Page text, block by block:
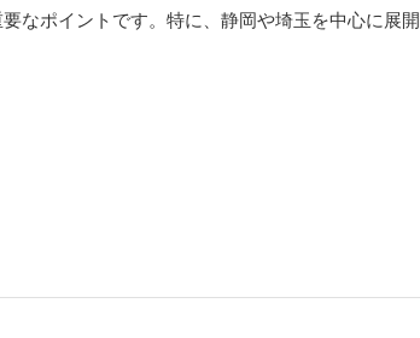
なポイントです。特に、静岡や埼玉を中心に展開